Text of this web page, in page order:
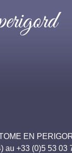
EN
au +33 (0)5 53 03